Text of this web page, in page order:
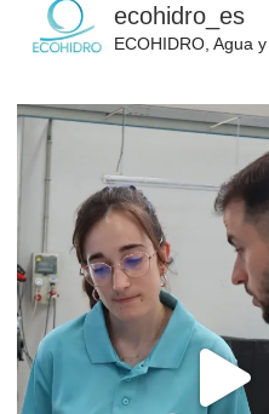
ecohidro_es
ECOHIDRO, Agua